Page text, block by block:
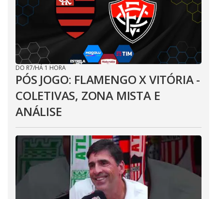
DO R7/HÁ 1 HORA
PÓS JOGO: FLAMENGO X VITÓRIA -
COLETIVAS, ZONA MISTA E
ANÁLISE